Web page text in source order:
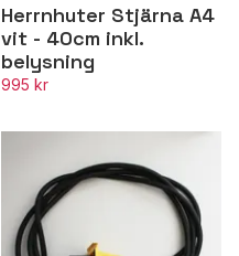
Herrnhuter Stjärna A4
vit - 40cm inkl.
belysning
995 kr